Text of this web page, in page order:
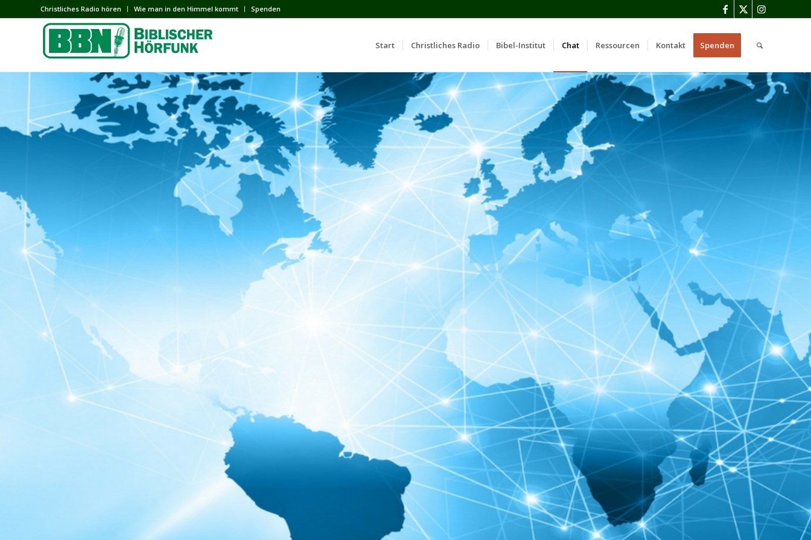
Сhristliches Radio hören Wie man in den Himmel kommt Spenden
Start Сhristliches Radio Bibel-Institut Chat Ressourcen Kontakt Spenden